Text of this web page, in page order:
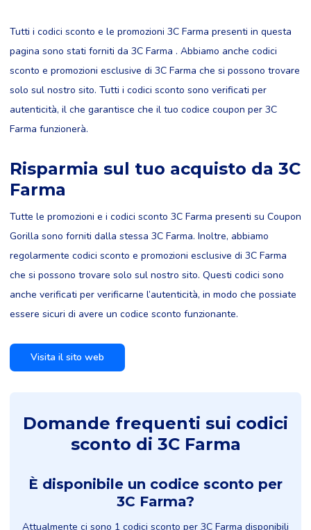
Tutti i codici sconto e le promozioni 3C Farma presenti in questa
pagina sono stati forniti da 3C Farma . Abbiamo anche codici
sconto e promozioni esclusive di 3C Farma che si possono trovare
solo sul nostro sito. Tutti i codici sconto sono verificati per
autenticità, il che garantisce che il tuo codice coupon per 3C
Farma funzionerà.
Risparmia sul tuo acquisto da 3C
Farma
Tutte le promozioni e i codici sconto 3C Farma presenti su Coupon
Gorilla sono forniti dalla stessa 3C Farma. Inoltre, abbiamo
regolarmente codici sconto e promozioni esclusive di 3C Farma
che si possono trovare solo sul nostro sito. Questi codici sono
anche verificati per verificarne l’autenticità, in modo che possiate
essere sicuri di avere un codice sconto funzionante.
Visita il sito web
Domande frequenti sui codici
sconto di 3C Farma
È disponibile un codice sconto per
3C Farma?
Attualmente ci sono 1 codici sconto per 3C Farma disponibili